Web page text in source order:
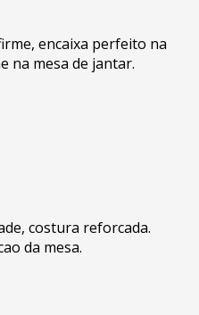
encaixa perfeito na
na mesa de jantar.
costura reforcada.
da mesa.